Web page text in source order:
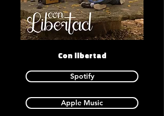
Con libertad
Spotify
Apple Music